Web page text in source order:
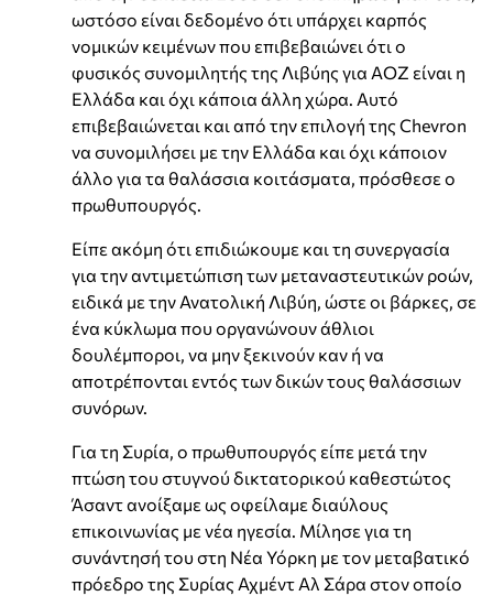
ωστόσο είναι δεδομένο ότι υπάρχει καρπός
νομικών κειμένων που επιβεβαιώνει ότι ο
φυσικός συνομιλητής της Λιβύης για ΑΟΖ είναι η
Ελλάδα και όχι κάποια άλλη χώρα. Αυτό
επιβεβαιώνεται και από την επιλογή της Chevron
να συνομιλήσει με την Ελλάδα και όχι κάποιον
άλλο για τα θαλάσσια κοιτάσματα, πρόσθεσε ο
πρωθυπουργός.
Είπε ακόμη ότι επιδιώκουμε και τη συνεργασία
για την αντιμετώπιση των μεταναστευτικών ροών,
ειδικά με την Ανατολική Λιβύη, ώστε οι βάρκες, σε
ένα κύκλωμα που οργανώνουν άθλιοι
δουλέμποροι, να μην ξεκινούν καν ή να
αποτρέπονται εντός των δικών τους θαλάσσιων
συνόρων.
Για τη Συρία, ο πρωθυπουργός είπε μετά την
πτώση του στυγνού δικτατορικού καθεστώτος
Άσαντ ανοίξαμε ως οφείλαμε διαύλους
επικοινωνίας με νέα ηγεσία. Μίλησε για τη
συνάντησή του στη Νέα Υόρκη με τον μεταβατικό
πρόεδρο της Συρίας Αχμέντ Αλ Σάρα στον οποίο